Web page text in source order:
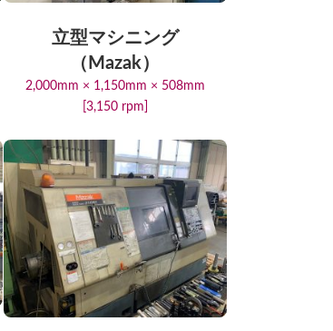
立型マシニング
（Mazak）
2,000mm × 1,150mm × 508mm
[3,150 rpm]